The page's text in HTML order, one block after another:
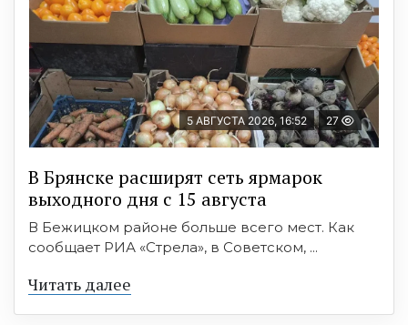
5 АВГУСТА 2026, 16:52 27
В Брянске расширят сеть ярмарок
выходного дня с 15 августа
В Бежицком районе больше всего мест. Как
сообщает РИА «Стрела», в Советском, ...
Читать далее